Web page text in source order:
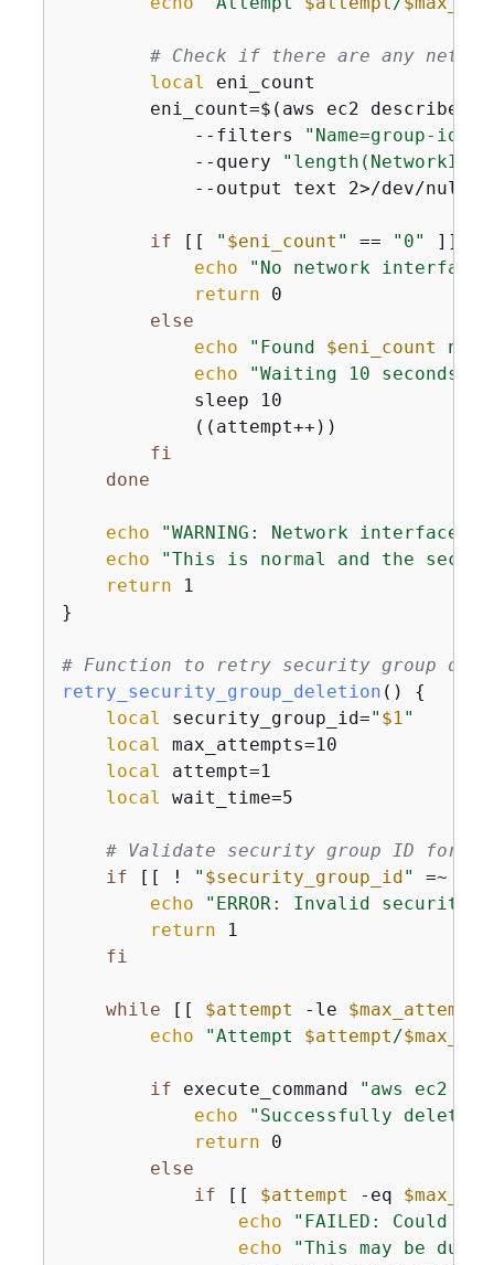
# Check if there are any
local eni_count
eni_count=$(aws ec2 describe-
            --filters
"Name=group-
            --query
--output text 2>/dev/null
if [[ " $eni_count " == "0" ]];
echo
"No network
return 0
else
echo
"Found $eni_count
echo
"Waiting 10 seconds
            sleep 10
            ((attempt++))
fi
done
echo
"WARNING: Network
echo
"This is normal and the
return 1
}
# Function to retry security group
retry_security_group_deletion () {
local security_group_id=" $1"
local max_attempts=10
local attempt=1
local wait_time=5
# Validate security group ID format
if [[ ! " $security_group_id"
=~
echo
"ERROR: Invalid security
return 1
fi
while [[ $attempt -le $max_attempts
echo
"Attempt $attempt/
if execute_command
"aws ec2
echo
"Successfully
return 0
else
if [[ $attempt -eq
echo
"FAILED: Could
echo
"This may be